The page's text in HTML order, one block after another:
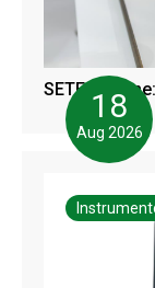
18
Aug 2026
SETEC